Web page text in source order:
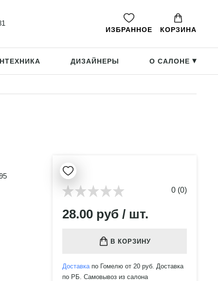
ИЗБРАННОЕ КОРЗИНА
ДИЗАЙНЕРЫ О САЛОНЕ ▸
0 (0)
28.00 руб / шт.
В КОРЗИНУ
Доставкапо Гомелю от 20 руб. Доставка
по РБ. Самовывоз из салона